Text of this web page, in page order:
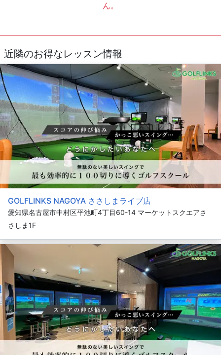
ん。
近隣のお得なレッスン情報
GOLFLINKS NAGOYA ささしまライブ店
愛知県名古屋市中村区平池町4丁目60-14 マーケットスクエアさ
さしま1F